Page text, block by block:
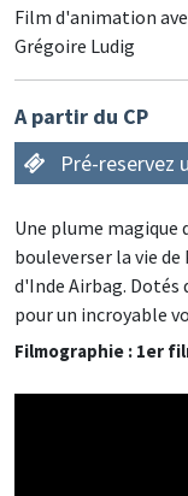
Film d'animation
Grégoire Ludig
A partir du CP
Pré-reservez
Une plume
bouleverser la vie de
d'Inde Airbag.
pour un incroyable
Filmographie : 1er